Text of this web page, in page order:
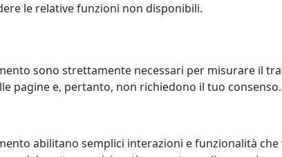
giovane, nata nel 1996 ma che vanta
è guidata dal giovane titolare Giovanni Biscottini
in Italia in quanto commercializzato tramite vari
International Art Trading conta su uno staff di
le relative funzioni non disponibili.
sono strettamente necessari per misurare il
pagine e, pertanto, non richiedono il tuo consenso.
abilitano semplici interazioni e funzionalità